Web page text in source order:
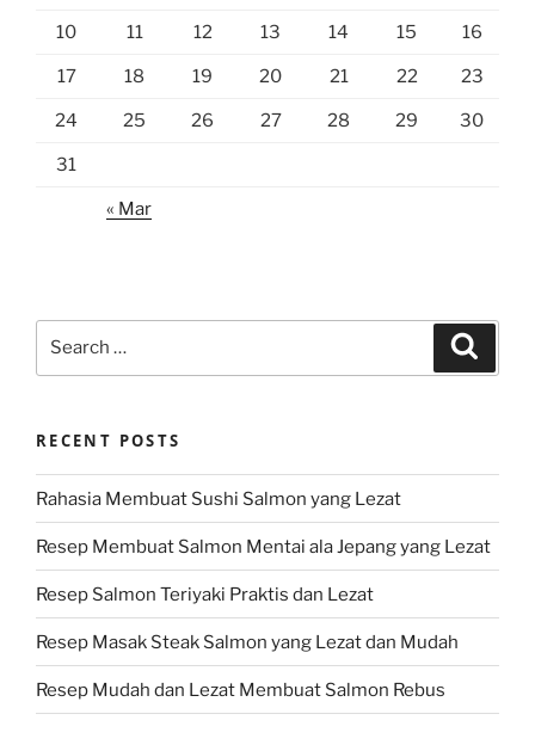
10 11 12 13 14 15 16
17 18 19 20 21 22 23
24 25 26 27 28 29 30
31
« Mar
RECENT POSTS
Rahasia Membuat Sushi Salmon yang Lezat
Resep Membuat Salmon Mentai ala Jepang yang Lezat
Resep Salmon Teriyaki Praktis dan Lezat
Resep Masak Steak Salmon yang Lezat dan Mudah
Resep Mudah dan Lezat Membuat Salmon Rebus